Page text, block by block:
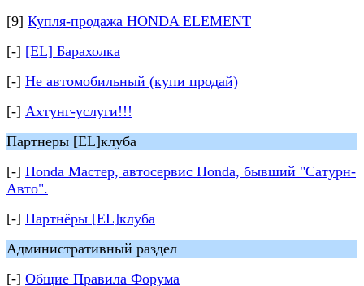
[9] Купля-продажа HONDA ELEMENT
[-] [EL] Барахолка
[-] Не автомобильный (купи продай)
[-] Ахтунг-услуги!!!
Партнеры [EL]клуба
[-] Honda Мастер, автосервис Honda, бывший "Сатурн-
Авто".
[-] Партнёры [EL]клуба
Административный раздел
[-] Общие Правила Форума